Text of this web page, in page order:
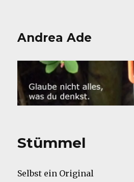
Andrea Ade
Stümmel
Selbst ein Original